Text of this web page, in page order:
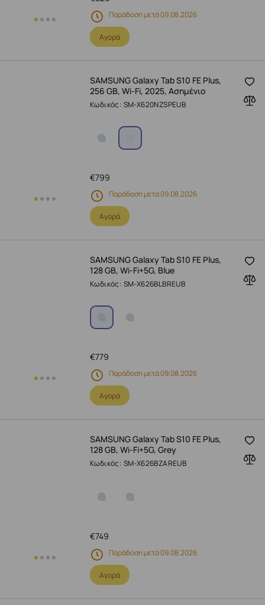
Παράδοση μετά 09.08.2026
Αγορά
SAMSUNG Galaxy Tab S10 FE Plus,
256 GB, Wi-Fi, 2025, Ασημένιο
Κωδικός: SM-X620NZSPEUB
799
€
Παράδοση μετά 09.08.2026
Αγορά
SAMSUNG Galaxy Tab S10 FE Plus,
128 GB, Wi-Fi+5G, Blue
Κωδικός: SM-X626BLBREUB
779
€
Παράδοση μετά 09.08.2026
Αγορά
SAMSUNG Galaxy Tab S10 FE Plus,
128 GB, Wi-Fi+5G, Grey
Κωδικός: SM-X626BZAREUB
749
€
Παράδοση μετά 09.08.2026
Αγορά